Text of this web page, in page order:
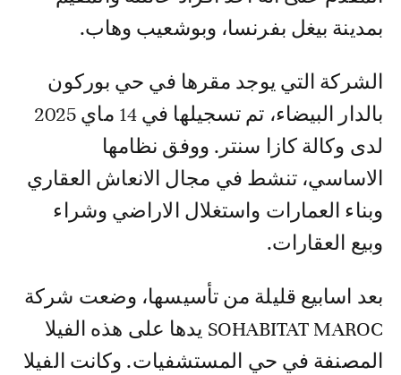
بمدينة بيغل بفرنسا، وبوشعيب وهاب.
الشركة التي يوجد مقرها في حي بوركون
بالدار البيضاء، تم تسجيلها في 14 ماي 2025
لدى وكالة كازا سنتر. ووفق نظامها
الاساسي، تنشط في مجال الانعاش العقاري
وبناء العمارات واستغلال الاراضي وشراء
وبيع العقارات.
بعد اسابيع قليلة من تأسيسها، وضعت شركة
SOHABITAT MAROC يدها على هذه الفيلا
المصنفة في حي المستشفيات. وكانت الفيلا